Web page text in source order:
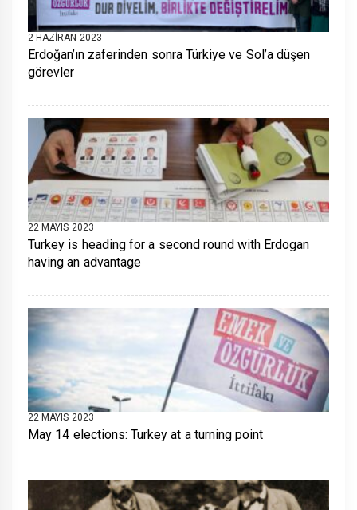
2 HAZIRAN 2023
Erdoğan’ın zaferinden sonra Türkiye ve Sol’a düşen
görevler
22 MAYIS 2023
Turkey is heading for a second round with Erdogan
having an advantage
22 MAYIS 2023
May 14 elections: Turkey at a turning point